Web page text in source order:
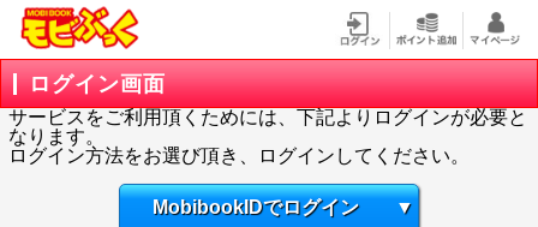
ログイン画面
サービスをご利用頂くためには、下記よりログインが必要と
なります。
ログイン方法をお選び頂き、ログインしてください。
MobibookIDでログイン ▼